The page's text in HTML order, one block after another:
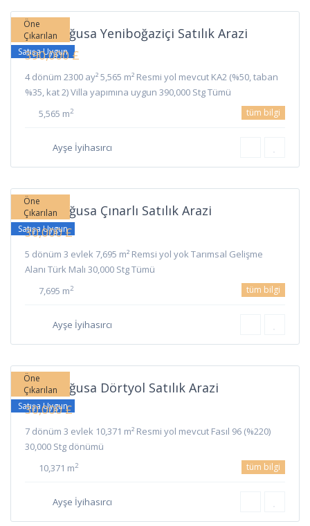
Öne
Çıkarılan
Satışa Uygun
Gazimağusa Yeniboğaziçi Satılık Arazi
390,000 £
4 dönüm 2300 ay² 5,565 m² Resmi yol mevcut KA2 (%50, taban
%35, kat 2) Villa yapımına uygun 390,000 Stg Tümü
5,565 m2 tüm bilgi
Ayşe İyihasırcı
Öne
Çıkarılan
Satışa Uygun
Gazimağusa Çınarlı Satılık Arazi
30,000 £
5 dönüm 3 evlek 7,695 m² Remsi yol yok Tarımsal Gelişme
Alanı Türk Malı 30,000 Stg Tümü
7,695 m2 tüm bilgi
Ayşe İyihasırcı
Öne
Çıkarılan
Satışa Uygun
Gazimağusa Dörtyol Satılık Arazi
30,000 £
7 dönüm 3 evlek 10,371 m² Resmi yol mevcut Fasıl 96 (%220)
30,000 Stg dönümü
10,371 m2 tüm bilgi
Ayşe İyihasırcı